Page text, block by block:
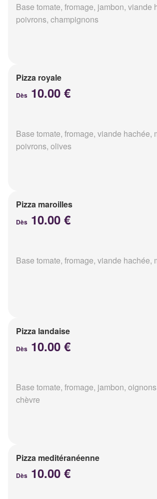
Base tomate, fromage, jambon, viande
poivrons, champignons
Pizza royale
Dès 10.00 €
Base tomate, fromage, viande hachée,
poivrons, olives
Pizza maroilles
Dès 10.00 €
Base tomate, fromage, viande hachée,
Pizza landaise
Dès 10.00 €
Base tomate, fromage, jambon,
chèvre
Pizza meditéranéenne
Dès 10.00 €